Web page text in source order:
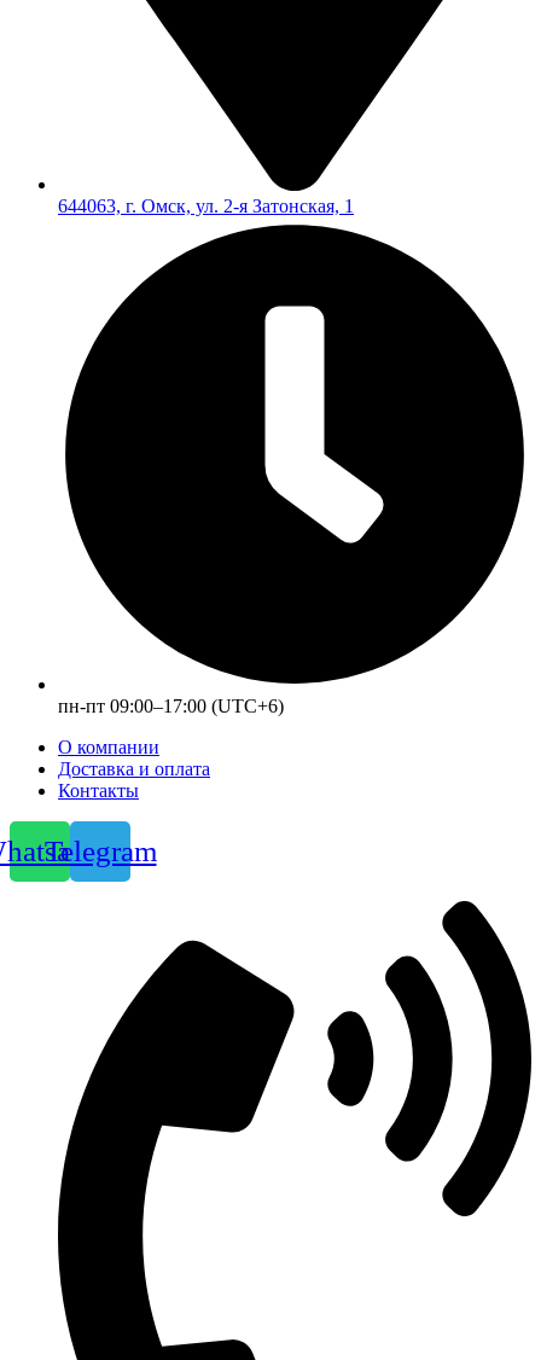
644063, г. Омск, ул. 2-я Затонская, 1
пн-пт 09:00–17:00 (UTC+6)
О компании
Доставка и оплата
Контакты
Telegram